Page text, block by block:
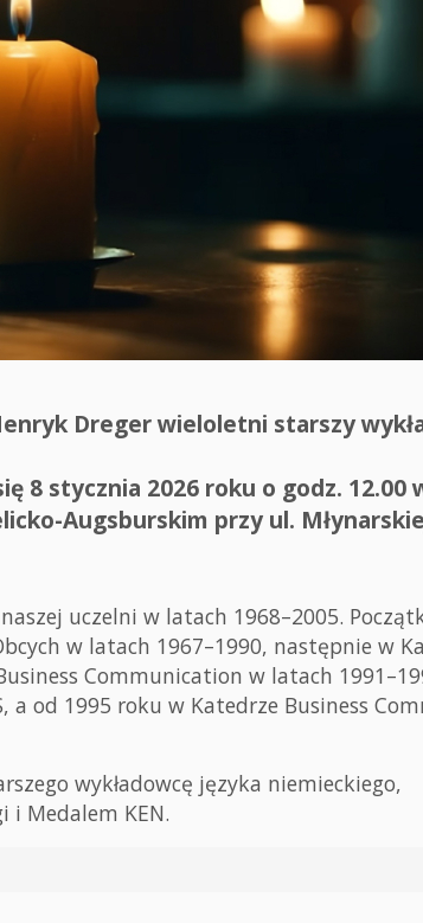
Dreger wieloletni starszy
8 stycznia 2026 roku o godz. 12.00
Augsburskim przy ul.
uczelni w latach 1968–2005.
w latach 1967–1990, następnie w
Communication w latach
a od 1995 roku w Katedrze Business
wykładowcę języka niemieckiego,
i Medalem KEN.